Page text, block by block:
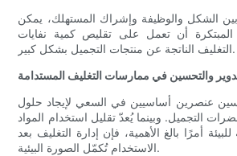
الشكل والوظيفة وإشراك المستهلك، يمكن
المبتكرة أن تعمل على تقليص كمية نفايات
التغليف الناتجة عن منتجات التجميل بشكل كبير.
والتحسين في ممارسات التغليف المستدامة
عنصرين أساسيين في السعي لإيجاد حلول
التجميل. وبينما يُعدّ تقليل استخدام المواد
أمرًا بالغ الأهمية، فإن إدارة التغليف بعد
الاستخدام تُكمّل الصورة البيئية.